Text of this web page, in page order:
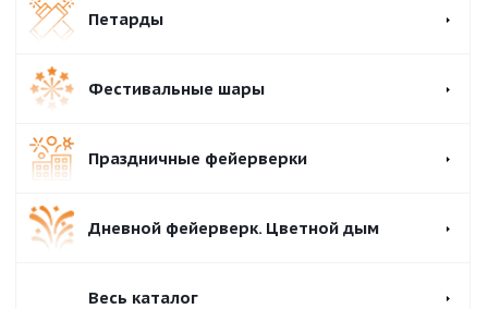
Петарды
Фестивальные шары
Праздничные фейерверки
Дневной фейерверк. Цветной дым
Весь каталог